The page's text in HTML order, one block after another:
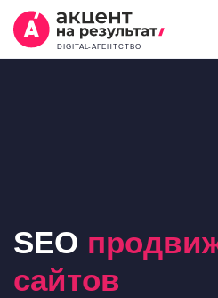
DIGITAL-АГЕНТСТВО
SEO
сайтов